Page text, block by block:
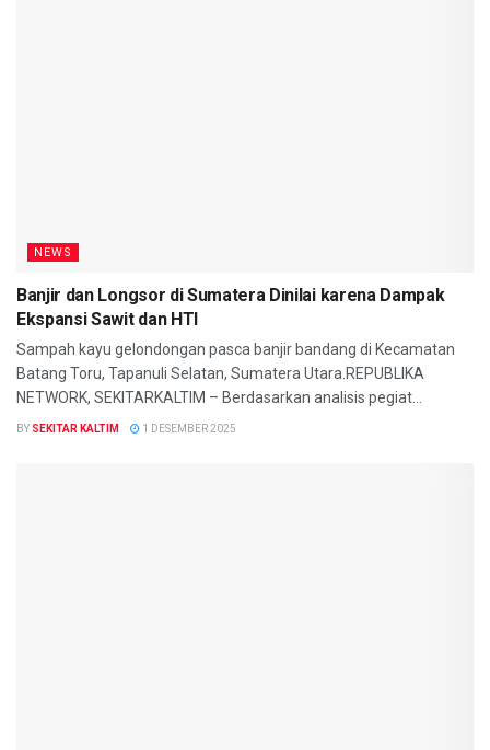
NEWS
Banjir dan Longsor di Sumatera Dinilai karena Dampak
Ekspansi Sawit dan HTI
Sampah kayu gelondongan pasca banjir bandang di Kecamatan
Batang Toru, Tapanuli Selatan, Sumatera Utara.REPUBLIKA
NETWORK, SEKITARKALTIM – Berdasarkan analisis pegiat...
BY SEKITAR KALTIM 1 DESEMBER 2025